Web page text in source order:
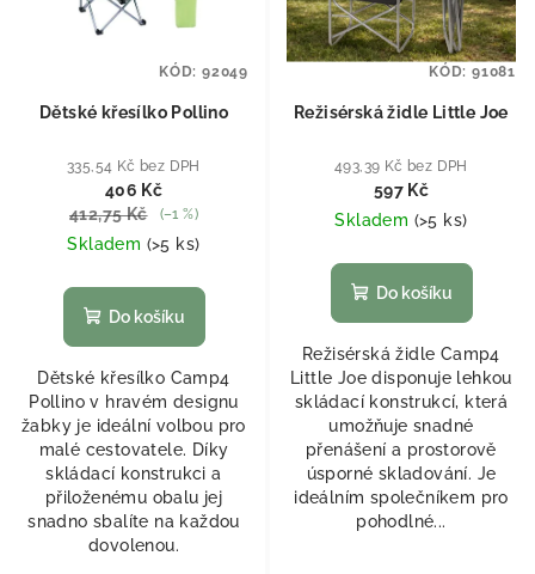
Dětské křesílko Pollino
335,54 Kč bez DPH
406 Kč
412,75 Kč
(–1 %)
Skladem (>5 ks)
Do košíku
Dětské křesílko Camp4
Pollino v hravém designu
žabky je ideální volbou pro
malé cestovatele. Díky
skládací konstrukci a
přiloženému obalu jej
snadno sbalíte na každou
dovolenou.
KÓD: 92049
Režisérská židle Little Joe
493,39 Kč bez DPH
597 Kč
Skladem (>5 ks)
Do košíku
Režisérská židle Camp4
Little Joe disponuje lehkou
skládací konstrukcí, která
umožňuje snadné
přenášení a prostorově
úsporné skladování. Je
ideálním společníkem pro
pohodlné...
KÓD: 91081